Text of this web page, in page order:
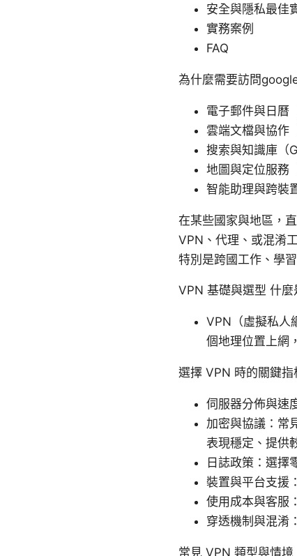
安全與隱私最佳
實務案例
FAQ
為什麼需要訪問
電子郵件與日曆
雲端文檔與協作
搜索與知識庫（
地圖與定位服務
智能助理與跨裝
在某些國家與地區，
VPN、代理、或混淆
特別是跨國工作、學
VPN 基礎與選型 什麼
VPN（虛擬私人
個地理位置上網
選擇 VPN 時的關鍵指
伺服器分佈與速
加密與協議：常
表現穩定、提供
日誌政策：選擇
裝置與平台支援
使用成本與客服
穿透機制與混淆
常見 VPN 類型與情境